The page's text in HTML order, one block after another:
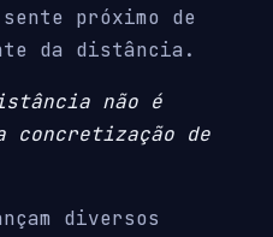
próximo de
da distância.
não é
concretização de
diversos